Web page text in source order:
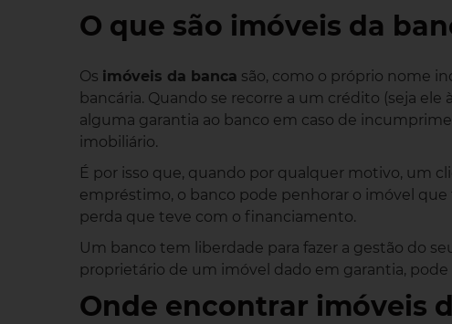
O que são imóveis da
Os imóveis da banca são, como o próprio nome
bancária. Quando se recorre a um crédito (seja
alguma garantia ao banco em caso de
imobiliário.
É por isso que, quando por qualquer motivo, um
empréstimo, o banco pode penhorar o imóvel
perda que teve com o financiamento.
Um banco tem liberdade para fazer a gestão do
proprietário de um imóvel dado em garantia, pode
Onde encontrar imóveis